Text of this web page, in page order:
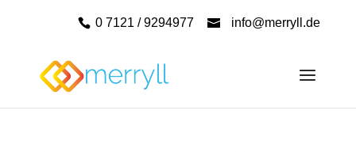
0 7121 / 9294977 info@merryll.de